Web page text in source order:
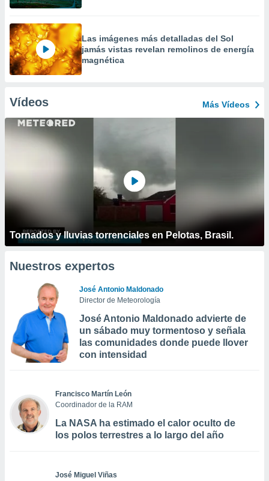
Las imágenes más detalladas del Sol
jamás vistas revelan remolinos de energía
magnética
Vídeos Más Vídeos
Tornados y lluvias torrenciales en Pelotas, Brasil.
Nuestros expertos
José Antonio Maldonado
Director de Meteorología
José Antonio Maldonado advierte de
un sábado muy tormentoso y señala
las comunidades donde puede llover
con intensidad
Francisco Martín León
Coordinador de la RAM
La NASA ha estimado el calor oculto de
los polos terrestres a lo largo del año
José Miguel Viñas